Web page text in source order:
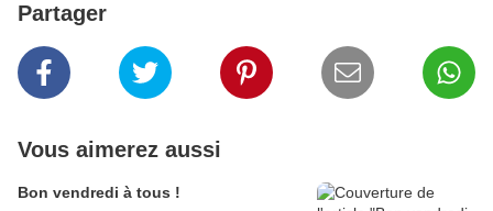
Partager
Vous aimerez aussi
Bon vendredi à tous !